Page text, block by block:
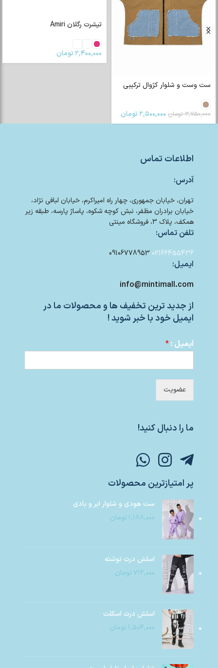
ست وست و شلوار کژوال ترکیبی
۳,۷۵۰,۰۰۰ تومان ۲,۵۰۰,۰۰۰تومان
تیشرت رگلان Amiri
۲,۴۰۰,۰۰۰تومان
اطلاعات تماس
آدرس:
تهران، خیابان جمهوری، چهار راه امیراکرم، خیابان لبافی نژاد،
خیابان برادران مظفر، نبش کوچه شکوه، پاساژ پارسه، طبقه زیر
همکف، پلاک 3، فروشگاه مینتی
تلفن تماس:
02166455436
09106778953
ایمیل:
info@mintimall.com
از جدید ترین تخفیف ها و محصولات ما در
ایمیل خود با خبر شوید !
ایمیل :*
عضویت
ما را دنبال کنید!
پر امتیازترین محصولات
ست هودی و شلوار ابر و بادی
۱,۱۸۸,۰۰۰ تومان
اسلش درث نوشته
۷۱۲,۰۰۰ تومان
اسلش درث اسکلت
۱,۵۰۴,۰۰۰ تومان